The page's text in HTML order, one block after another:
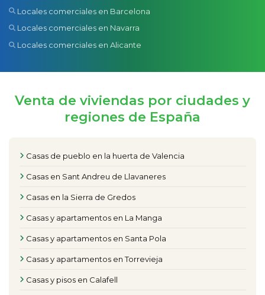
Locales comerciales en Barcelona
Locales comerciales en Navarra
Locales comerciales en Alicante
Venta de viviendas por ciudades y
regiones de España
Casas de pueblo en la huerta de Valencia
Casas en Sant Andreu de Llavaneres
Casas en la Sierra de Gredos
Casas y apartamentos en La Manga
Casas y apartamentos en Santa Pola
Casas y apartamentos en Torrevieja
Casas y pisos en Calafell